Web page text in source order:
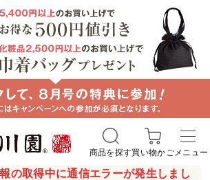
の取得中に通信エラーが発生しまし
商品を探す買い物かごメニュー